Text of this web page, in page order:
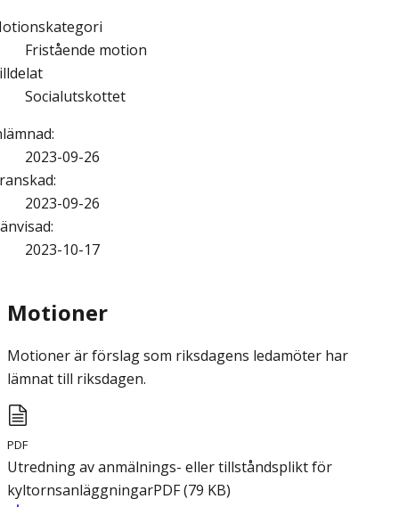
Fristående motion
Socialutskottet
:
2023-09-26
:
2023-09-26
:
2023-10-17
Motioner
Motioner är förslag som riksdagens ledamöter har
lämnat till riksdagen.
PDF
Utredning av anmälnings- eller tillståndsplikt för
kyltornsanläggningarPDF(79 KB)